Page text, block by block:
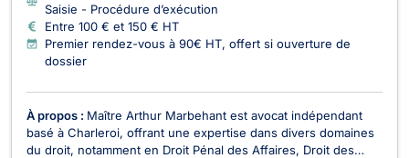
Saisie - Procédure d’exécution
Entre 100 € et 150 € HT
Premier rendez-vous à 90€ HT, offert si ouverture de
dossier
À propos : Maître Arthur Marbehant est avocat indépendant
basé à Charleroi, offrant une expertise dans divers domaines
du droit, notamment en Droit Pénal des Affaires, Droit des